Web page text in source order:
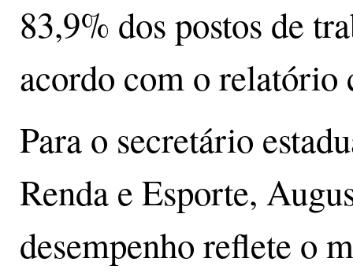
83,9% dos postos de
acordo com o relatório
Para o secretário
Renda e Esporte,
desempenho reflete o